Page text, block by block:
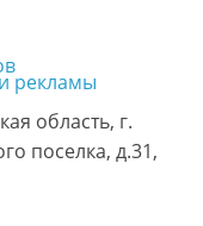
рекламы
область, г.
поселка, д.31,